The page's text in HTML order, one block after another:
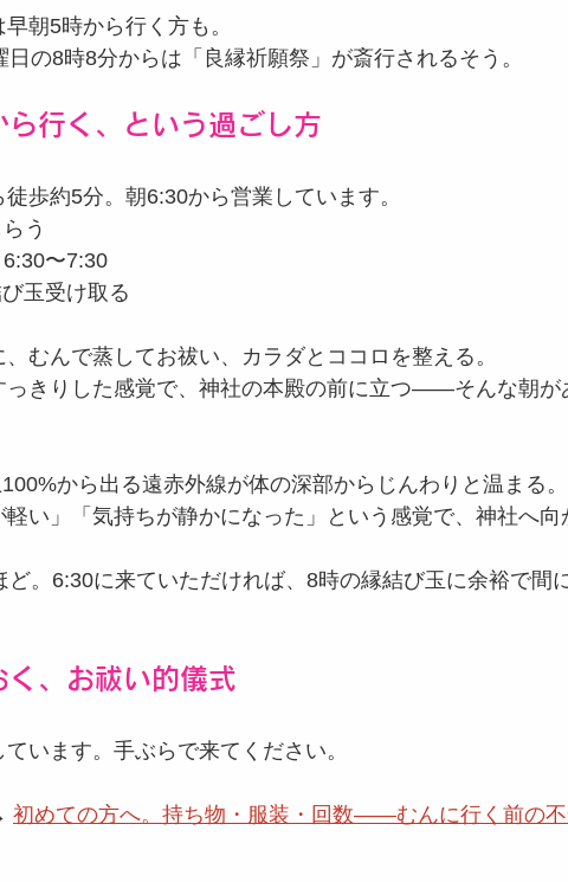
朝5時から行く方も。
の8時8分からは「良縁祈願祭」が斎行されるそう。
行く、という過ごし方
歩約5分。朝6:30から営業しています。
う
〜7:30
玉受け取る
むんで蒸してお祓い、カラダとココロを整える。
っきりした感覚で、神社の本殿の前に立つ——そんな朝が
から出る遠赤外線が体の深部からじんわりと温まる
い」「気持ちが静かになった」という感覚で、神社へ向
。6:30に来ていただければ、8時の縁結び玉に余裕で間
、お祓い的儀式
います。手ぶらで来てください。
初めての方へ。持ち物・服装・回数——むんに行く前の